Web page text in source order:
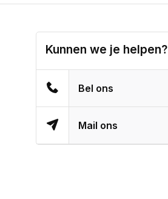
Kunnen we je helpen?
Bel ons
Mail ons